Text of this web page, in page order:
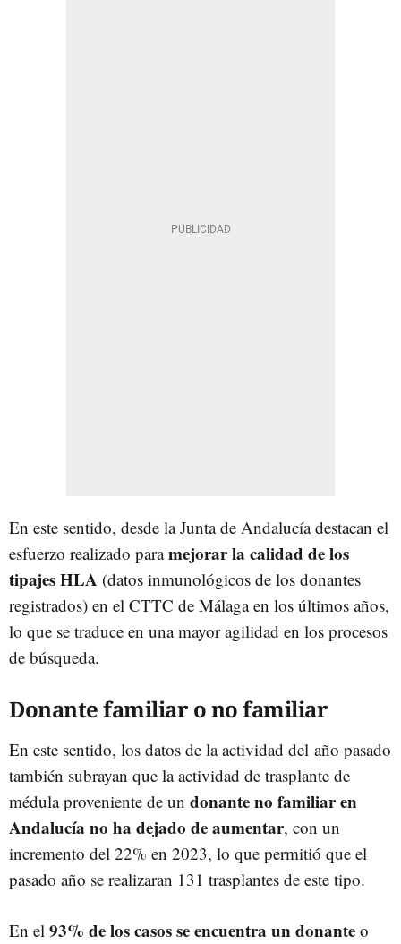
En este sentido, desde la Junta de Andalucía destacan el
esfuerzo realizado paramejorar la calidad de los
tipajes HLA (datos inmunológicos de los donantes
registrados) en el CTTC de Málaga en los últimos años,
lo que se traduce en una mayor agilidad en los procesos
de búsqueda.
Donante familiar o no familiar
En este sentido, los datos de la actividad del año pasado
también subrayan que la actividad de trasplante de
médula proveniente de un donante no familiar en
Andalucía no ha dejado de aumentar, con un
incremento del 22% en 2023, lo que permitió que el
pasado año se realizaran 131 trasplantes de este tipo.
En el 93% de los casos se encuentra un donante o